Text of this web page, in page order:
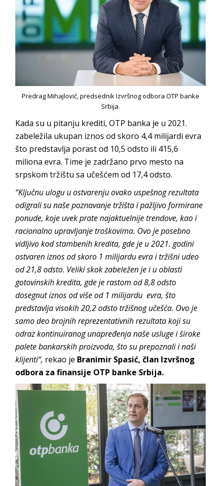
Predrag Mihajlović, predsednik Izvršnog odbora OTP banke
Srbija.
Kada su u pitanju krediti, OTP banka je u 2021.
zabeležila ukupan iznos od skoro 4,4 milijardi evra
što predstavlja porast od 10,5 odsto ili 415,6
miliona evra. Time je zadržano prvo mesto na
srpskom tržištu sa učešćem od 17,4 odsto.
“Ključnu ulogu u ostvarenju ovako uspešnog rezultata
odigrali su naše poznavanje tržišta i pažljivo formirane
ponude, koje uvek prate najaktuelnije trendove, kao i
racionalno upravljanje troškovima. Ovo je posebno
vidljivo kod stambenih kredita, gde je u 2021. godini
ostvaren iznos od skoro 1 milijardu evra i tržišni udeo
od 21,8 odsto. Veliki skok zabeležen je i u oblasti
gotovinskih kredita, gde je rastom od 8,8 odsto
dosegnut iznos od više od 1 milijardu evra, što
predstavlja visokih 20,2 odsto tržišnog učešća. Ovo je
samo deo brojnih reprezentativnih rezultata koji su
odraz kontinuiranog unapređenja naše usluge i široke
palete bankarskih proizvoda, što su prepoznali i naši
klijenti“, rekao je Branimir Spasić, član Izvršnog
odbora za finansije OTP banke Srbija.